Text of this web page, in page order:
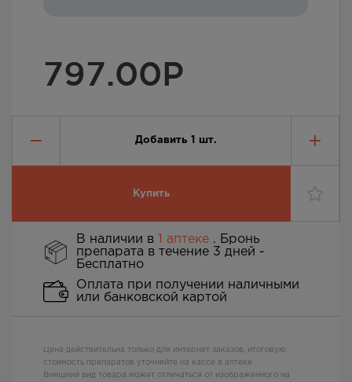
797.00Р
Добавить 1 шт.
Купить
В наличии в 1 аптеке . Бронь
препарата в течение 3 дней -
Бесплатно
Оплата при получении наличными
или банковской картой
Цена действительна только для интернет заказов, итоговую
стоимость препаратов уточняйте на кассе в аптеке
Внешний вид товара может отличаться от изображенного на